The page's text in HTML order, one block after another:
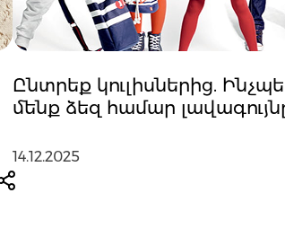
Ընտրեք կուլիսներից.
մենք ձեզ համար
14.12.2025